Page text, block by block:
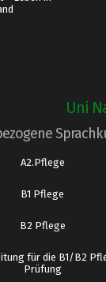
Uni
A2.Pflege
B1 Pflege
B2 Pflege
für die B1/B2
Prüfung